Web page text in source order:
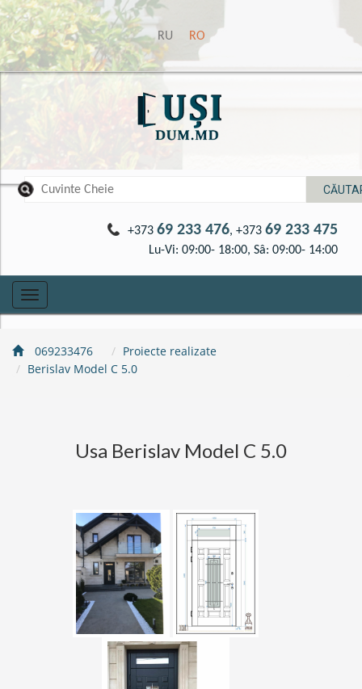
RU RO
+373 69 233 476, +373 69 233 475
Lu-Vi: 09:00- 18:00, Sâ: 09:00- 14:00
Toggle
navigation
069233476
Proiecte realizate
Berislav Model C 5.0
Usa Berislav Model C 5.0